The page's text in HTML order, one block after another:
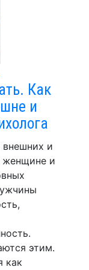
Как
и
внешних и
женщине и
этим.
как